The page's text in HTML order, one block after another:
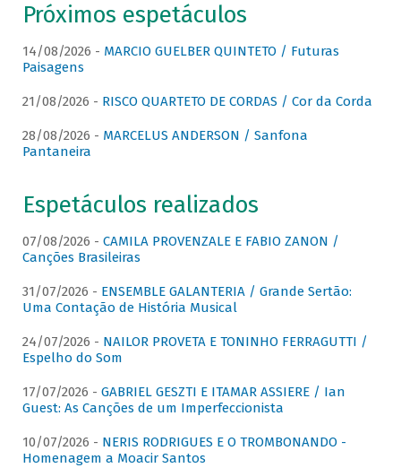
Próximos espetáculos
14/08/2026 - MARCIO GUELBER QUINTETO / Futuras
Paisagens
21/08/2026 - RISCO QUARTETO DE CORDAS / Cor da Corda
28/08/2026 - MARCELUS ANDERSON / Sanfona
Pantaneira
Espetáculos realizados
07/08/2026 - CAMILA PROVENZALE E FABIO ZANON /
Canções Brasileiras
31/07/2026 - ENSEMBLE GALANTERIA / Grande Sertão:
Uma Contação de História Musical
24/07/2026 - NAILOR PROVETA E TONINHO FERRAGUTTI /
Espelho do Som
17/07/2026 - GABRIEL GESZTI E ITAMAR ASSIERE / Ian
Guest: As Canções de um Imperfeccionista
10/07/2026 - NERIS RODRIGUES E O TROMBONANDO -
Homenagem a Moacir Santos